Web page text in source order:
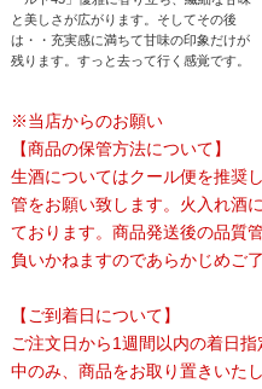
と美しさが広がります。そしてその後
は・・充実感に満ちて甘味の印象だけが
残ります。すっと去って行く感覚です。
※当店からのお願い
【商品の保管方法について】
生酒についてはクール便を推奨
管をお願い致します。火入れ酒
ております。商品発送後の品質
負いかねますのであらかじめご
【ご到着日について】
ご注文日から1週間以内の着日
中のみ、商品をお取り置きいたし